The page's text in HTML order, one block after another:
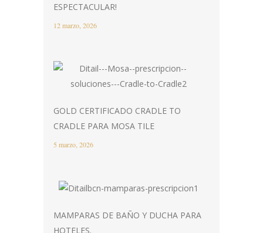
ESPECTACULAR!
12 marzo, 2026
GOLD CERTIFICADO CRADLE TO
CRADLE PARA MOSA TILE
5 marzo, 2026
MAMPARAS DE BAÑO Y DUCHA PARA
HOTELES.